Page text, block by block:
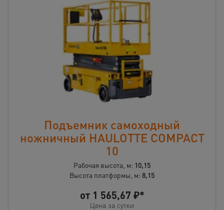
Подъемник самоходный
ножничный HAULOTTE COMPACT
10
Рабочая высота, м: 10,15
Высота платформы, м: 8,15
от 1 565,67 ₽*
Цена за сутки